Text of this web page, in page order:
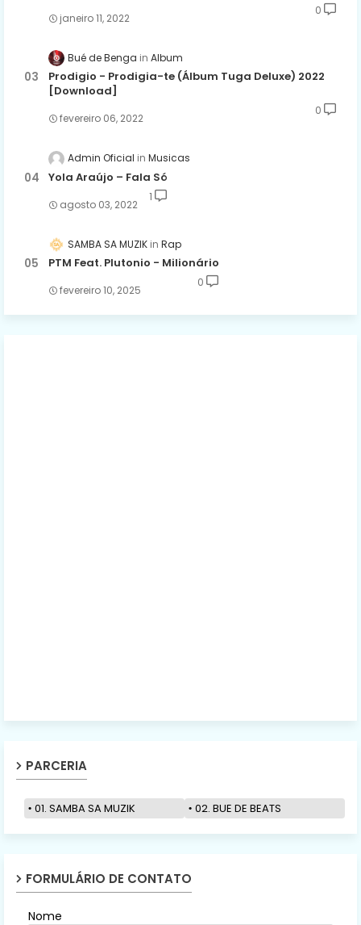
janeiro 11, 2022
0
Bué de Benga Album
Prodigio - Prodigia-te (Álbum Tuga Deluxe) 2022
[Download]
fevereiro 06, 2022
0
Admin Oficial Musicas
Yola Araújo – Fala Só
agosto 03, 2022
1
SAMBA SA MUZIK Rap
PTM Feat. Plutonio - Milionário
fevereiro 10, 2025
0
PARCERIA
01. SAMBA SA MUZIK 02. BUE DE BEATS
FORMULÁRIO DE CONTATO
Nome